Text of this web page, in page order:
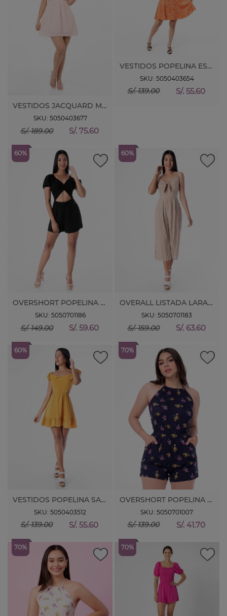
VESTIDOS JACQUARD MAKDA
SKU: 5050403677
S/. 189.00 S/. 75.60
VESTIDOS POPELINA ESTAMP. SOCORS
SKU: 5050403654
S/. 139.00 S/. 55.60
60%
OVERSHORT POPELINA NAITANA
SKU: 5050701186
S/. 149.00 S/. 59.60
60%
OVERALL LISTADA LARABLI
SKU: 5050701183
S/. 159.00 S/. 63.60
60%
VESTIDOS POPELINA SAKIN
SKU: 5050403512
S/. 139.00 S/. 55.60
70%
OVERSHORT POPELINA ESTAMP. ALICE.
SKU: 5050701007
S/. 139.00 S/. 41.70
70% 70%